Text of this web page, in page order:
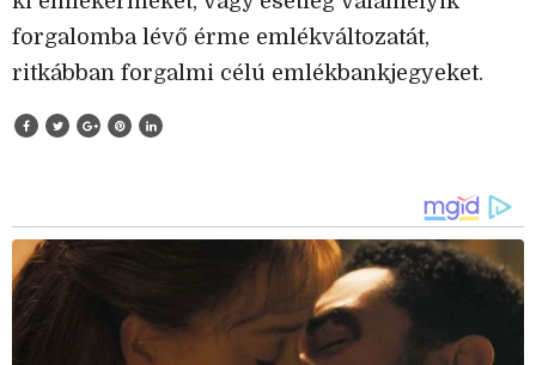
forgalomba lévő érme emlékváltozatát,
ritkábban forgalmi célú emlékbankjegyeket.